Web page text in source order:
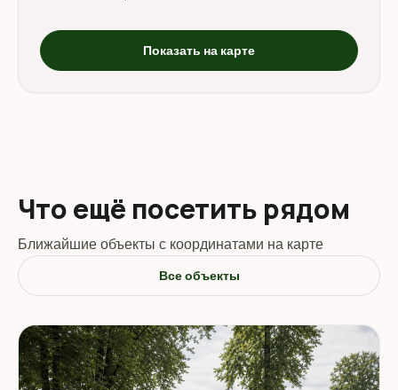
Показать на карте
Что ещё посетить рядом
Ближайшие объекты с координатами на карте
Все объекты